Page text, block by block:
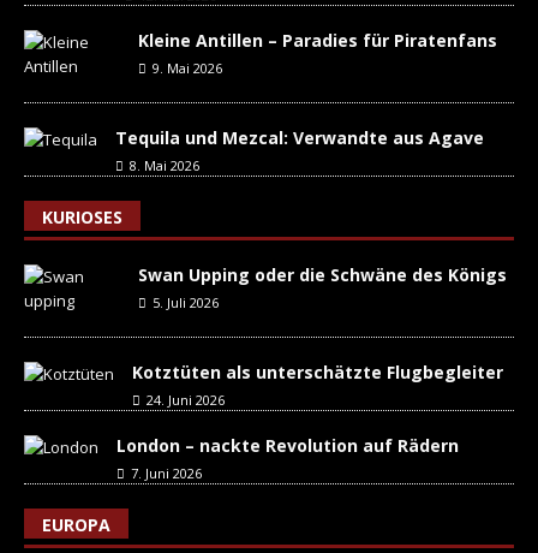
Kleine Antillen – Paradies für Piratenfans
9. Mai 2026
Tequila und Mezcal: Verwandte aus Agave
8. Mai 2026
KURIOSES
Swan Upping oder die Schwäne des Königs
5. Juli 2026
Kotztüten als unterschätzte Flugbegleiter
24. Juni 2026
London – nackte Revolution auf Rädern
7. Juni 2026
EUROPA